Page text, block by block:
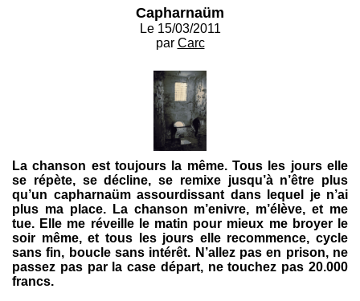
Capharnaüm
Le 15/03/2011
par Carc
La chanson est toujours la même. Tous les jours elle
se répète, se décline, se remixe jusqu’à n’être plus
qu’un capharnaüm assourdissant dans lequel je n’ai
plus ma place. La chanson m’enivre, m’élève, et me
tue. Elle me réveille le matin pour mieux me broyer le
soir même, et tous les jours elle recommence, cycle
sans fin, boucle sans intérêt. N’allez pas en prison, ne
passez pas par la case départ, ne touchez pas 20.000
francs.